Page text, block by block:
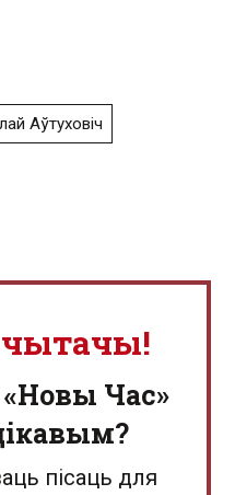
Аўтуховіч
Час»
пісаць для